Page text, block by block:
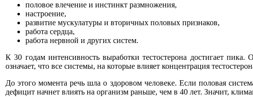
половое влечение и инстинкт размножения,
настроение,
развитие мускулатуры и вторичных половых признаков,
работа сердца,
работа нервной и других систем.
К 30 годам интенсивность выработки тестостерона достигает
означает, что все системы, на которые влияет концентрация
До этого момента речь шла о здоровом человеке. Если половая
дефицит начнет влиять на организм раньше, чем в 40 лет. Значит,